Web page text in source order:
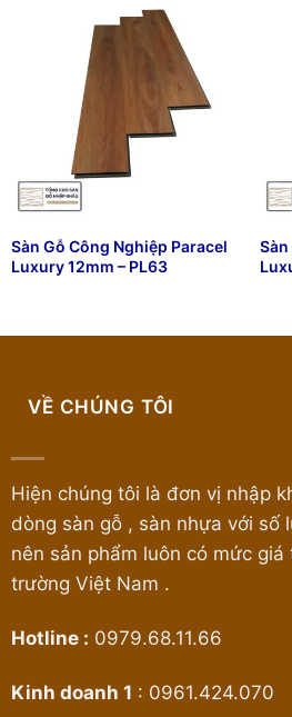
Sàn Gỗ Công Nghiệp Paracel
Luxury 12mm – PL63
VỀ CHÚNG TÔI
Hiện chúng tôi là đơn vị nhập
dòng sàn gỗ , sàn nhựa với số
nên sản phẩm luôn có mức
trường Việt Nam .
Hotline : 0979.68.11.66
Kinh doanh 1 : 0961.424.070